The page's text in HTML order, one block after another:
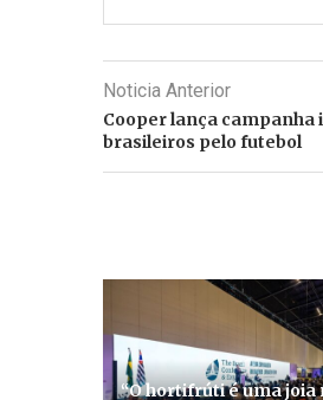
Noticia Anterior
Cooper lança campanha
brasileiros pelo futebol
“O hortifrúti é uma joia